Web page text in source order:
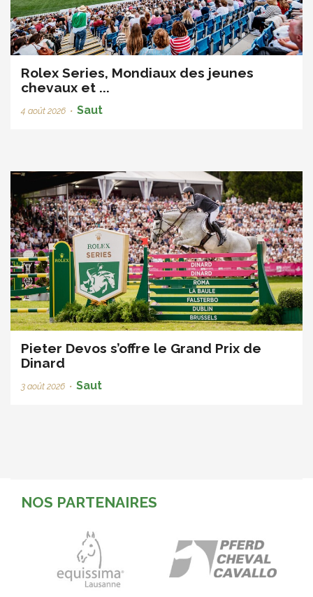
Rolex Series, Mondiaux des jeunes
chevaux et ...
4 août 2026 • Saut
Pieter Devos s’offre le Grand Prix de
Dinard
3 août 2026 • Saut
NOS PARTENAIRES